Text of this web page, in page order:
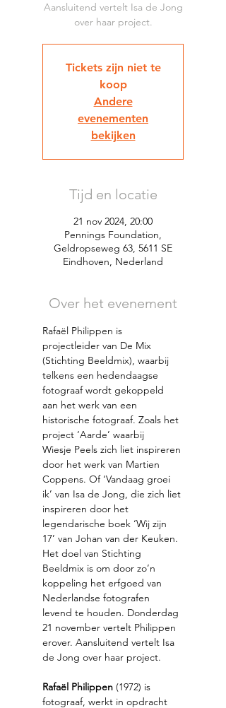
Aansluitend vertelt Isa de Jong
over haar project.
Tickets zijn niet te
koop
Andere
evenementen
bekijken
Tijd en locatie
21 nov 2024, 20:00
Pennings Foundation,
Geldropseweg 63, 5611 SE
Eindhoven, Nederland
Over het evenement
Rafaël Philippen is
projectleider van De Mix
(Stichting Beeldmix), waarbij
telkens een hedendaagse
fotograaf wordt gekoppeld
aan het werk van een
historische fotograaf. Zoals het
project ‘Aarde’ waarbij
Wiesje Peels zich liet inspireren
door het werk van Martien
Coppens. Of ‘Vandaag groei
ik’ van Isa de Jong, die zich liet
inspireren door het
legendarische boek ‘Wij zijn
17’ van Johan van der Keuken.
Het doel van Stichting
Beeldmix is om door zo’n
koppeling het erfgoed van
Nederlandse fotografen
levend te houden. Donderdag
21 november vertelt Philippen
erover. Aansluitend vertelt Isa
de Jong over haar project.
Rafaël Philippen (1972) is
fotograaf, werkt in opdracht